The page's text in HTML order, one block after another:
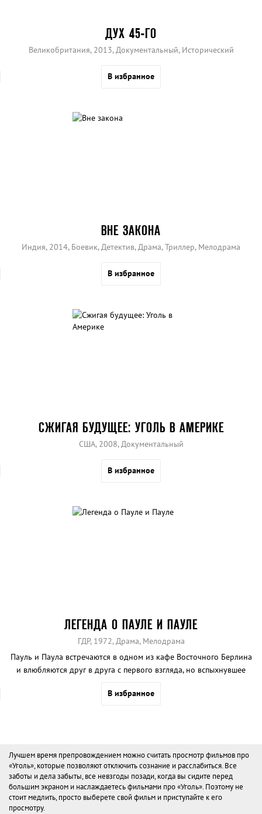
ДУХ 45-ГО
Великобритания, 2013, Документальный, Исторический
В избранное
ВНЕ ЗАКОНА
Индия, 2014, Боевик, Детектив, Драма, Триллер, Мелодрама
В избранное
СЖИГАЯ БУДУЩЕЕ: УГОЛЬ В АМЕРИКЕ
США, 2008, Документальный
В избранное
ЛЕГЕНДА О ПАУЛЕ И ПАУЛЕ
ГДР, 1972, Драма, Мелодрама
Пауль и Паула встречаются в одном из кафе Восточного Берлина
и влюбляются друг в друга с первого взгляда, но вспыхнувшее
давления.
В избранное
Лучшем время препровождением можно считать просмотр фильмов про
«Уголь», которые позволяют отключить сознание и расслабиться. Все
заботы и дела забыты, все невзгоды позади, когда вы сидите перед
большим экраном и наслаждаетесь фильмами про «Уголь». Поэтому не
стоит медлить, просто выберете свой фильм и приступайте к его
просмотру.